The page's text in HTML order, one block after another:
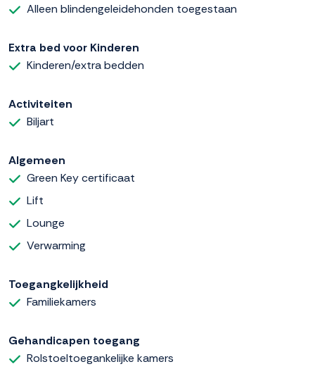
Alleen blindengeleidehonden toegestaan
Extra bed voor Kinderen
Kinderen/extra bedden
Activiteiten
Biljart
Algemeen
Green Key certificaat
Lift
Lounge
Verwarming
Toegangkelijkheid
Familiekamers
Gehandicapen toegang
Rolstoeltoegankelijke kamers